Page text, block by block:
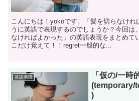
こんにちは！yokoです。「髪を切らなけれ
うに英語で表現するのでしょうか？今回は
なければよかった」の英語表現をまとめて
こだけ覚えて！！regret一般的な...
英語表現
「仮の/一時
(temporary/
)